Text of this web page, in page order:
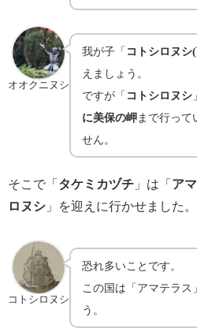
オオクニヌシ
我が子「 コトシロヌシ
えましょう。
ですが「 コトシロヌシ
に美保の岬まで行って
せん。
そこで「 タケミカヅチ 」は「 ア
ロヌシ 」を迎えに行かせました。
コトシロヌシ
恐れ多いことです。
この国は「アマテラス
う。